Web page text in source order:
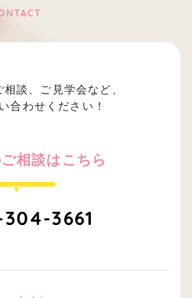
談、ご見学会など、
合わせください！
相談はこちら
3661